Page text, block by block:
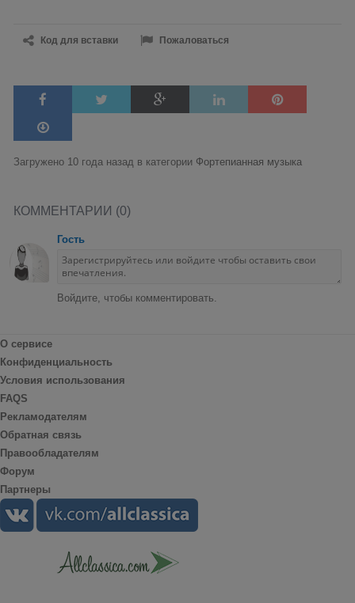
Код для вставки Пожаловаться
Загружено 10 года назад в категории Фортепианная музыка
КОММЕНТАРИИ (0)
Гость
Войдите, чтобы комментировать.
О сервисе
Конфиденциальность
Условия использования
FAQS
Рекламодателям
Обратная связь
Правообладателям
Форум
Партнеры